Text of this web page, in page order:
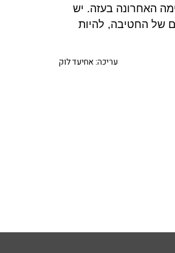
האחרונה בעזה. יש
של החטיבה, להיות
עריכה: אחיעד לוק